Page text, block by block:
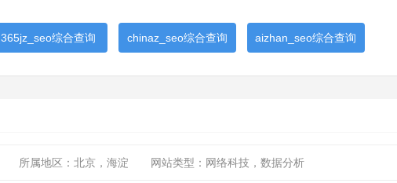
365jz_seo综合查询 chinaz_seo综合查询 aizhan_seo综合查询
所属地区：北京，海淀 网站类型：网络科技，数据分析